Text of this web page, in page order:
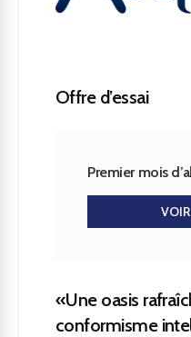
Offre d’essai
Premier mois
«Une oasis
conformisme